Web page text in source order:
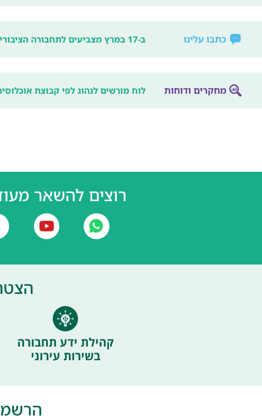
כתבו עלינו ב-17 במרץ מצביעים לתחבורה הציבורית!
מחקרים ודוחות לוח מורשים לנהוג לפי קבוצת
רוצים להשאר
קהילת ידע תחבורה
בשירות עירוני